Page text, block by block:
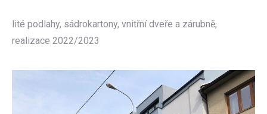
lité podlahy, sádrokartony, vnitřní dveře a zárubně,
realizace 2022/2023